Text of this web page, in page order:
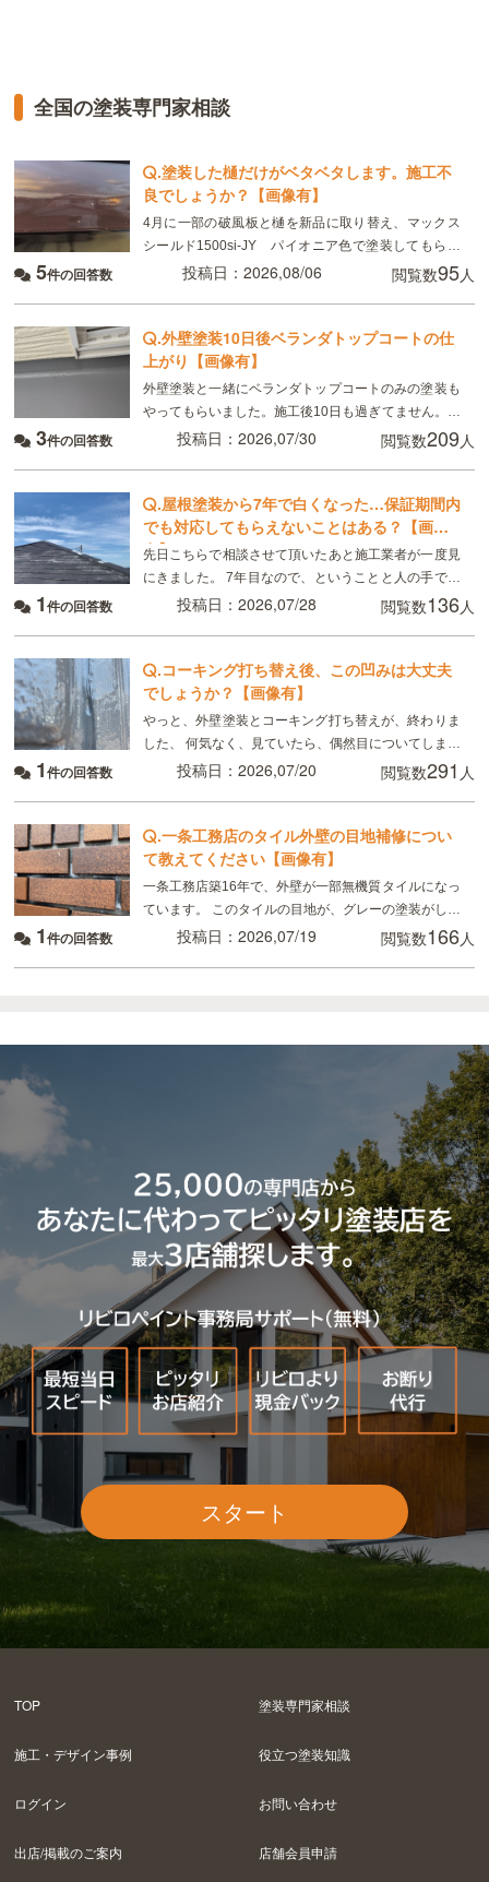
全国の塗装専門家相談
.塗装した樋だけがベタベタします。施工不
良でしょうか？【画像有】
4月に一部の破風板と樋を新品に取り替え、マックス
シールド1500si-JY パイオニア色で塗装してもらい
ました。 8月現在、樋がベタベタして小さい虫が張り
5件の回答数 投稿日：2026,08/06 閲覧数95人
.外壁塗装10日後ベランダトップコートの仕
上がり【画像有】
外壁塗装と一緒にベランダトップコートのみの塗装も
やってもらいました。施工後10日も過ぎてません。こ
れは普通ですか？
3件の回答数 投稿日：2026,07/30 閲覧数209 人
.屋根塗装から7年で白くなった…保証期間内
でも対応してもらえないことはある？【画像
有】
先日こちらで相談させて頂いたあと施工業者が一度見
にきました。 7年目なので、ということと人の手で塗
るのでどうしてもムラはできる、板金部分はやはり経
1件の回答数 投稿日：2026,07/28 閲覧数136人
.コーキング打ち替え後、この凹みは大丈夫
でしょうか？【画像有】
やっと、外壁塗装とコーキング打ち替えが、終わりま
した、 何気なく、見ていたら、偶然目についてしまっ
たのですが、 画像のように コーキングの端にマイナ
1件の回答数 投稿日：2026,07/20 閲覧数291 人
.一条工務店のタイル外壁の目地補修につい
て教えてください【画像有】
一条工務店築16年で、外壁が一部無機質タイルになっ
ています。 このタイルの目地が、グレーの塗装がして
あるのですが、かなり禿げてしまっていてるので補修
1件の回答数 投稿日：2026,07/19 閲覧数166人
スタート
TOP 塗装専門家相談
施工・デザイン事例 役立つ塗装知識
ログイン お問い合わせ
出店/掲載のご案内 店舗会員申請